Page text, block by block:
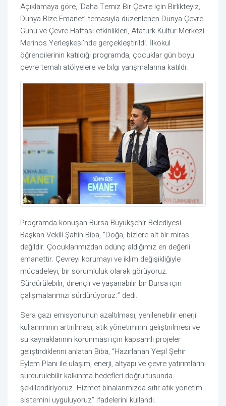
Açıklamaya göre, ‘Daha Temiz Bir Çevre için Birlikteyiz,
Dünya Bize Emanet’ temasıyla düzenlenen Dünya Çevre
Günü ve Çevre Haftası etkinlikleri, Atatürk Kültür Merkezi
Merinos Yerleşkesi’nde gerçekleştirildi. İlkokul
öğrencilerinin katıldığı programda, çocuklar gün boyu
çevre temalı atölyelere ve bilgi yarışmalarına katıldı.
Programda konuşan Bursa Büyükşehir Belediyesi
Başkan Vekili Şahin Biba, “Doğa, bizlere ait bir miras
değildir. Çocuklarımızdan ödünç aldığımız en değerli
emanettir. Çevreyi korumayı ve iklim değişikliğiyle
mücadeleyi, bir sorumluluk olarak görüyoruz.
Sürdürülebilir, dirençli ve yaşanabilir bir Bursa için
çalışmalarımızı sürdürüyoruz.” dedi.
Sera gazı emisyonunun azaltılması, yenilenebilir enerji
kullanımının artırılması, atık yönetiminin geliştirilmesi ve
su kaynaklarının korunması için kapsamlı projeler
geliştirdiklerini anlatan Biba, “Hazırlanan Yeşil Şehir
Eylem Planı ile ulaşım, enerji, altyapı ve çevre yatırımlarını
sürdürülebilir kalkınma hedefleri doğrultusunda
şekillendiriyoruz. Hizmet binalarımızda sıfır atık yönetim
sistemini uyguluyoruz” ifadelerini kullandı.